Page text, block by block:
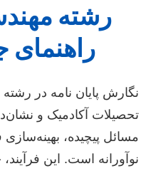
رشته
راهنمای
پایان نامه در رشته
آکادمیک و
پیچیده، بهینه‌سازی
است. این